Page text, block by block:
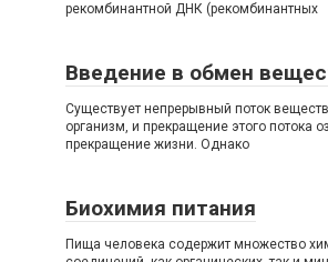
рекомбинантной ДНК (рекомбинантных
Введение в обмен
Существует непрерывный поток
организм, и прекращение этого потока
прекращение жизни. Однако
Биохимия питания
Пища человека содержит множество